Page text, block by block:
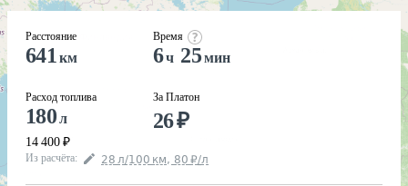
Расстояние
641 км
Расход топлива
180л
14 400 ₽
Время
6ч 25мин
За Платон
26₽
Из расчёта: 28 л/100 км, 80 ₽/л